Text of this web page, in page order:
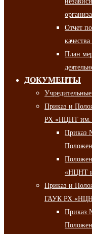
Отчет
План
ДОКУМЕНТЫ
Приказ и
РХ «НЦНТ им.
Приказ
«НЦНТ
Приказ и
ГАУК РХ
Приказ